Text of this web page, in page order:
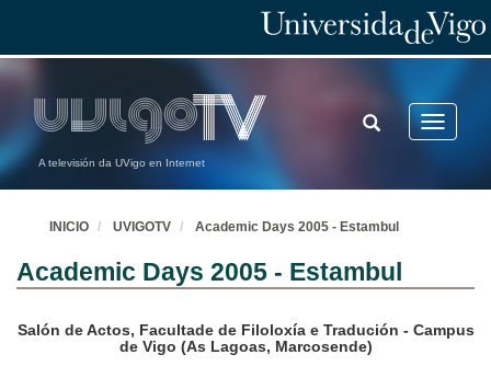
A televisión da UVigo en Internet
Toggle
TOGGLE
SEARCH
INICIO UVIGOTV Academic Days 2005 - Estambul
Academic Days 2005 - Estambul
Salón de Actos, Facultade de Filoloxía e Tradución - Campus
de Vigo (As Lagoas, Marcosende)